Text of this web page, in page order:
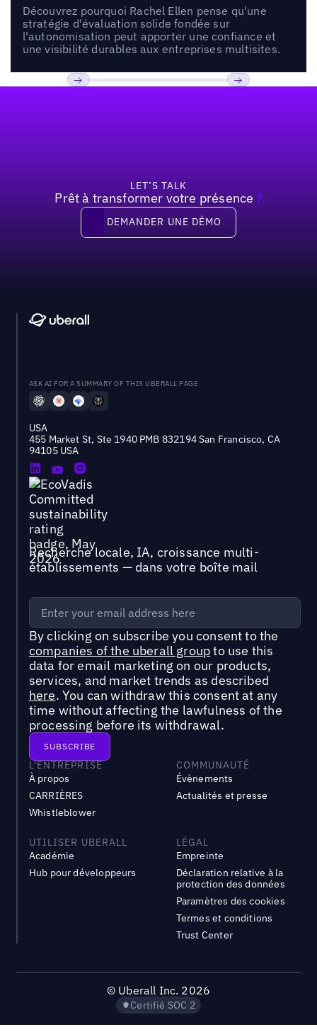
Découvrez pourquoi Rachel Ellen pense qu'une
stratégie d'évaluation solide fondée sur
l'autonomisation peut apporter une confiance et
une visibilité durables aux entreprises multisites.
LET’S TALK
Prêt à transformer votre présence ?
Demander une démo
DEMANDER UNE DÉMO
ASK AI FOR A SUMMARY OF THIS UBERALL PAGE
USA
455 Market St, Ste 1940 PMB 832194 San Francisco, CA
94105 USA
Recherche locale, IA, croissance multi-
établissements — dans votre boîte mail
By clicking on subscribe you consent to the
companies of the uberall groupto use this
data for email marketing on our products,
services, and market trends as described
here. You can withdraw this consent at any
time without affecting the lawfulness of the
processing before its withdrawal.
L'ENTREPRISE
À propos
CARRIÈRES
Whistleblower
COMMUNAUTÉ
Évènements
Actualités et presse
UTILISER UBERALL
Académie
Hub pour développeurs
LÉGAL
Empreinte
Déclaration relative à la
protection des données
Paramètres des cookies
Termes et conditions
Trust Center
© Uberall Inc. 2026
Certifié SOC 2